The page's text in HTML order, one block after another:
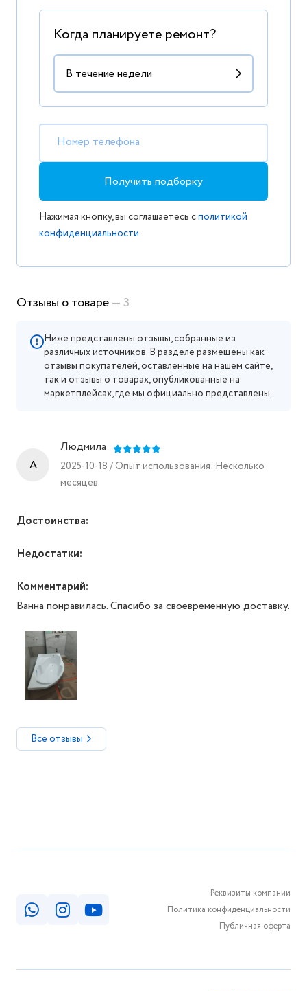
Когда планируете ремонт?
Номер телефона
Получить подборку
Нажимая кнопку, вы соглашаетесь сполитикой
конфиденциальности
Отзывы о товаре— 3
Ниже представлены отзывы, собранные из
различных источников. В разделе размещены как
отзывы покупателей, оставленные на нашем сайте,
так и отзывы о товарах, опубликованные на
маркетплейсах, где мы официально представлены.
A
Людмила
2025-10-18 / Опыт использования: Несколько
месяцев
Достоинства:
Недостатки:
Комментарий:
Ванна понравилась. Спасибо за своевременную доставку.
Все отзывы
Реквизиты компании
Политика конфиденциальности
Публичная оферта